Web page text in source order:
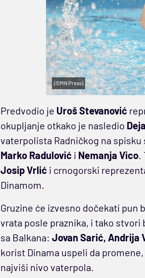
(©MN Press)
Predvodio je Uroš Stevanović
okupljanje otkako je nasledio
vaterpolista Radničkog na spisku
Marko Radulović i Nemanja Vico.
Josip Vrlić i crnogorski
Dinamom.
Gruzine će izvesno dočekati pun
vrata posle praznika, i tako
sa Balkana: Jovan Sarić, Andrija
korist Dinama uspeli da
najviši nivo vaterpola.